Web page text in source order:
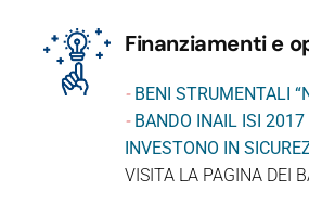
Finanziamenti e
- BENI STRUMENTALI
- BANDO INAIL ISI
INVESTONO IN
VISITA LA PAGINA DEI